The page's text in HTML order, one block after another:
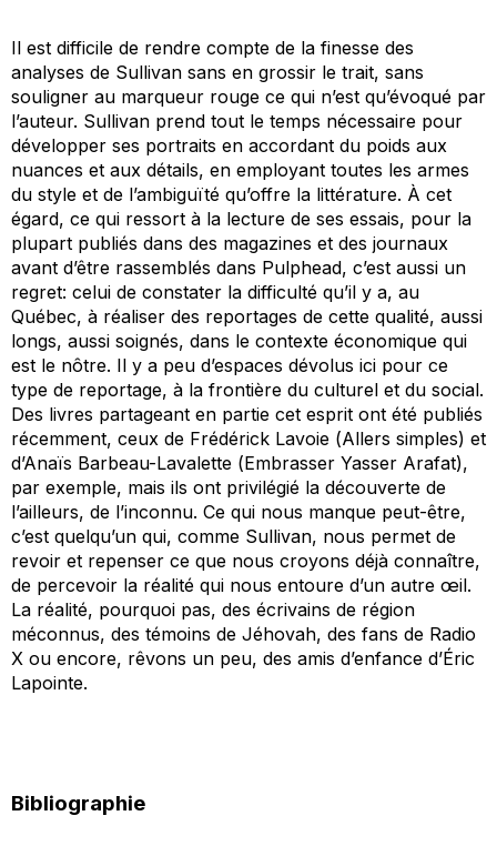
Il est difficile de rendre compte de la finesse des
analyses de Sullivan sans en grossir le trait, sans
souligner au marqueur rouge ce qui n’est qu’évoqué par
l’auteur. Sullivan prend tout le temps nécessaire pour
développer ses portraits en accordant du poids aux
nuances et aux détails, en employant toutes les armes
du style et de l’ambiguïté qu’offre la littérature. À cet
égard, ce qui ressort à la lecture de ses essais, pour la
plupart publiés dans des magazines et des journaux
avant d’être rassemblés dans Pulphead, c’est aussi un
regret: celui de constater la difficulté qu’il y a, au
Québec, à réaliser des reportages de cette qualité, aussi
longs, aussi soignés, dans le contexte économique qui
est le nôtre. Il y a peu d’espaces dévolus ici pour ce
type de reportage, à la frontière du culturel et du social.
Des livres partageant en partie cet esprit ont été publiés
récemment, ceux de Frédérick Lavoie (Allers simples) et
d’Anaïs Barbeau-Lavalette (Embrasser Yasser Arafat),
par exemple, mais ils ont privilégié la découverte de
l’ailleurs, de l’inconnu. Ce qui nous manque peut-être,
c’est quelqu’un qui, comme Sullivan, nous permet de
revoir et repenser ce que nous croyons déjà connaître,
de percevoir la réalité qui nous entoure d’un autre œil.
La réalité, pourquoi pas, des écrivains de région
méconnus, des témoins de Jéhovah, des fans de Radio
X ou encore, rêvons un peu, des amis d’enfance d’Éric
Lapointe.
Bibliographie